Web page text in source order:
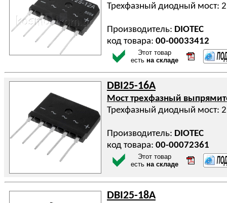
Трехфазный диодный мост:
Производитель: DIOTEC
код товара: 00-00033412
Этот товар
есть на складе
DBI25-16A
Мост трехфазный
Трехфазный диодный мост:
Производитель: DIOTEC
код товара: 00-00072361
Этот товар
есть на складе
DBI25-18A